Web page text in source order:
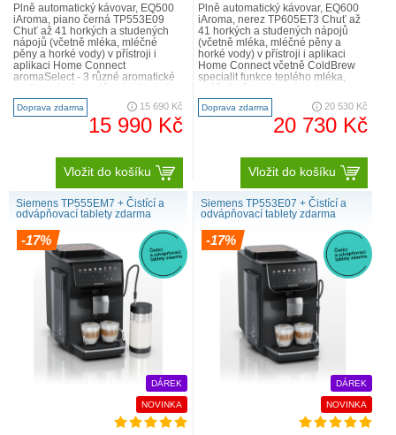
Plně automatický kávovar, EQ500
iAroma, piano černá TP553E09
Chuť až 41 horkých a studených
nápojů (včetně mléka, mléčné
pěny a horké vody) v přístroji i
aplikaci Home Connect
aromaSelect - 3 různé aromatické
profily (mírné, vyvážené, výrazné)
nastavitelný poměr mléka pr..
Doprava zdarma 15 690 Kč
15 990 Kč
Vložit do košíku
Plně automatický kávovar, EQ600
iAroma, nerez TP605ET3 Chuť až
41 horkých a studených nápojů
(včetně mléka, mléčné pěny a
horké vody) v přístroji i aplikaci
Home Connect včetně ColdBrew
specialit funkce teplého mléka,
aromaSelect - 3 různé aroma..
Doprava zdarma 20 530 Kč
20 730 Kč
Vložit do košíku
Siemens TP555EM7 + Čistící a
odvápňovací tablety zdarma
-17%
DÁREK
NOVINKA
Siemens TP553E07 + Čistící a
odvápňovací tablety zdarma
-17%
DÁREK
NOVINKA